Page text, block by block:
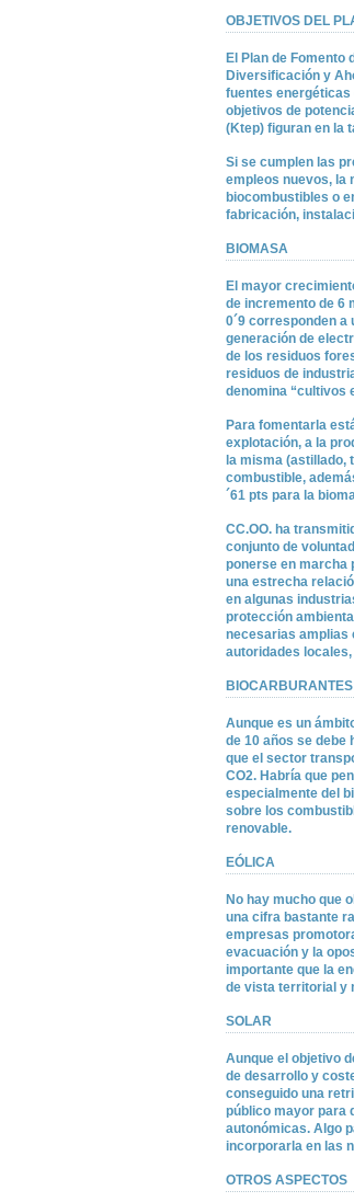
OBJETIVOS DEL
El Plan de Fomento
Diversificación y
fuentes energéticas
objetivos de
(Ktep) figuran en la
Si se cumplen las
empleos nuevos, la
biocombustibles o
fabricación,
BIOMASA
El mayor
de incremento de 6
0´9 corresponden
generación de
de los residuos
residuos de
denomina “cultivos
Para fomentarla
explotación, a la
la misma (astillado,
combustible,
´61 pts para la
CC.OO. ha
conjunto de
ponerse en marcha
una estrecha
en algunas
protección
necesarias amplias
autoridades
BIOCARBURANTES
Aunque es un
de 10 años se debe
que el sector
CO2. Habría que
especialmente del
sobre los
renovable.
EÓLICA
No hay mucho que
una cifra bastante
empresas
evacuación y la
importante que la
de vista territorial y
SOLAR
Aunque el objetivo
de desarrollo y
conseguido una
público mayor para
autonómicas. Algo
incorporarla en las
OTROS ASPECTOS